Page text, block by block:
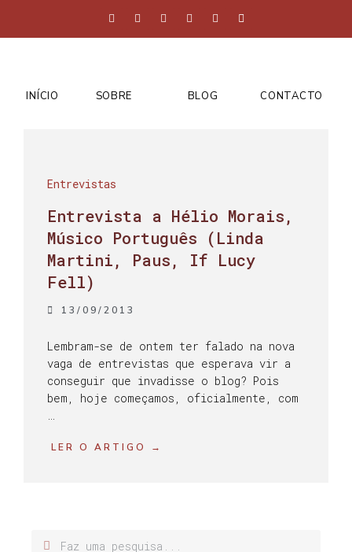
INÍCIO SOBRE BLOG CONTACTO
Entrevistas
Entrevista a Hélio Morais,
Músico Português (Linda
Martini, Paus, If Lucy
Fell)
13/09/2013
Lembram-se de ontem ter falado na nova
vaga de entrevistas que esperava vir a
conseguir que invadisse o blog? Pois
bem, hoje começamos, oficialmente, com
…
LER O ARTIGO →